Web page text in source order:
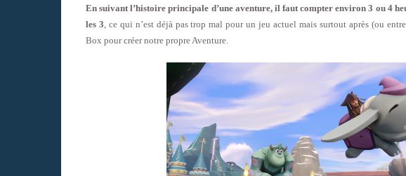
En suivant l’histoire principale d’une aventure, il faut compter environ 3 ou 4
les 3, ce qui n’est déjà pas trop mal pour un jeu actuel mais surtout après (ou
Box pour créer notre propre Aventure.